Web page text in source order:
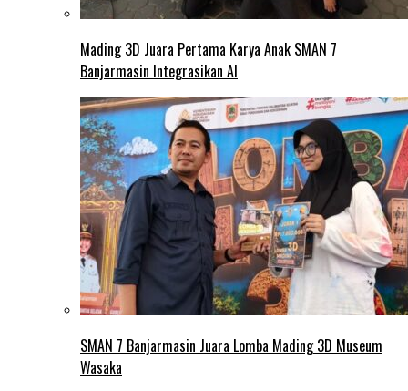
Mading 3D Juara Pertama Karya Anak SMAN 7
Banjarmasin Integrasikan AI
SMAN 7 Banjarmasin Juara Lomba Mading 3D Museum
Wasaka